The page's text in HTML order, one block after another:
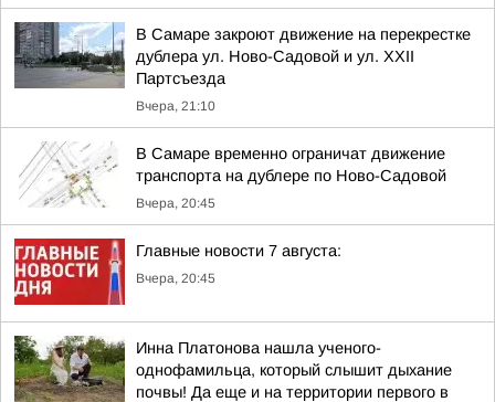
В Самаре закроют движение на перекрестке
дублера ул. Ново-Садовой и ул. XXII
Партсъезда
Вчера, 21:10
В Самаре временно ограничат движение
транспорта на дублере по Ново-Садовой
Вчера, 20:45
Главные новости 7 августа:
Вчера, 20:45
Инна Платонова нашла ученого-
однофамильца, который слышит дыхание
почвы! Да еще и на территории первого в